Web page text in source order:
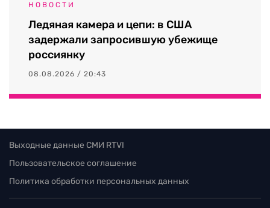
НОВОСТИ
Ледяная камера и цепи: в США
задержали запросившую убежище
россиянку
08.08.2026 / 20:43
Выходные данные СМИ RTVI
Пользовательское соглашение
Политика обработки персональных данных